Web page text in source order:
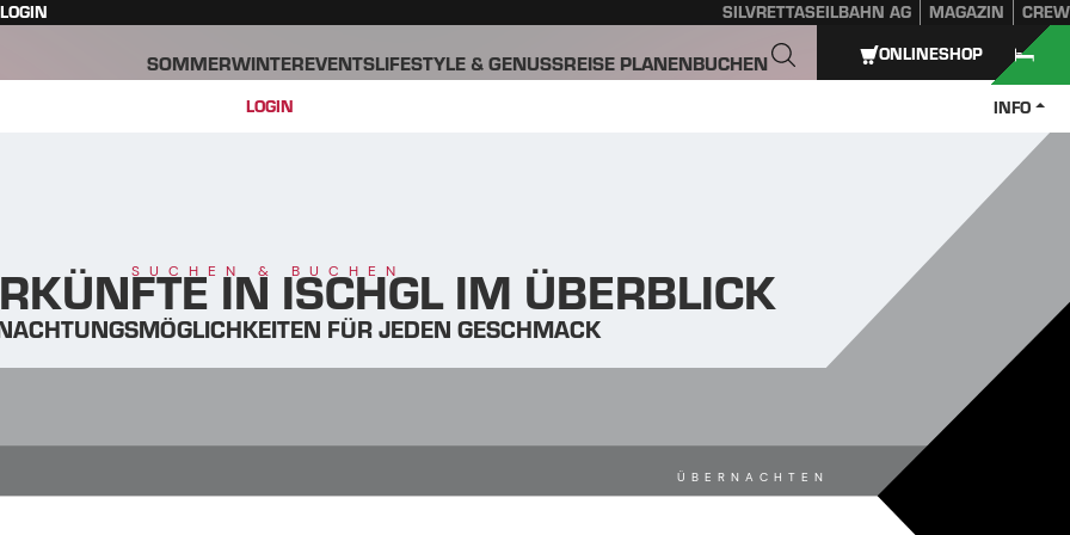
LOGIN SILVRETTASEILBAHN AG MAGAZIN CREW
SOMMERWINTEREVENTSLIFESTYLE & GENUSSREISE PLANENBUCHEN
LOGIN INFO
ONLINESHOP
SUCHEN & BUCHEN
IN ISCHGL IM ÜBERBLICK
FÜR JEDEN GESCHMACK
ÜBERNACHTEN